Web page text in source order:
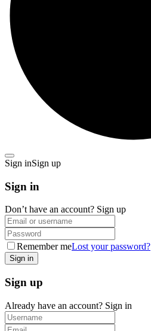
Sign inSign up
Sign in
Don’t have an account? Sign up
Remember meLost your password?
Sign up
Already have an account? Sign in